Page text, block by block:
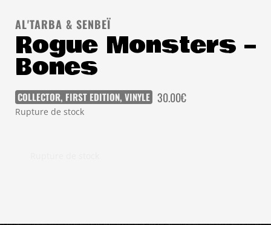
AL'TARBA & SENBEÏ
Rogue Monsters –
Bones
COLLECTOR, FIRST EDITION, VINYLE 30.00€
Rupture de stock